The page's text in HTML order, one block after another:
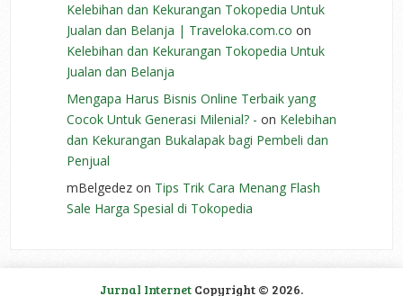
Kelebihan dan Kekurangan Tokopedia Untuk
Jualan dan Belanja | Traveloka.com.co on
Kelebihan dan Kekurangan Tokopedia Untuk
Jualan dan Belanja
Mengapa Harus Bisnis Online Terbaik yang
Cocok Untuk Generasi Milenial? - on Kelebihan
dan Kekurangan Bukalapak bagi Pembeli dan
Penjual
mBelgedez on Tips Trik Cara Menang Flash
Sale Harga Spesial di Tokopedia
Jurnal Internet Copyright © 2026.